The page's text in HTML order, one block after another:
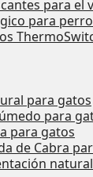
para el
para
para gatos
para
para gatos
de Cabra